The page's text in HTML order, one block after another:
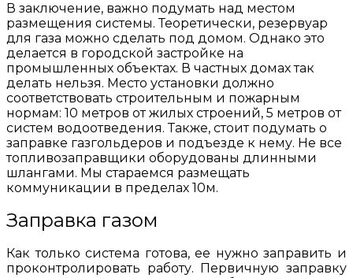
В заключение, важно подумать над местом
размещения системы. Теоретически, резервуар
для газа можно сделать под домом. Однако это
делается в городской застройке на
промышленных объектах. В частных домах так
делать нельзя. Место установки должно
соответствовать строительным и пожарным
нормам: 10 метров от жилых строений, 5 метров от
систем водоотведения. Также, стоит подумать о
заправке газгольдеров и подъезде к нему. Не все
топливозаправщики оборудованы длинными
шлангами. Мы стараемся размещать
коммуникации в пределах 10м.
Заправка газом
Как только система готова, ее нужно заправить и
проконтролировать работу. Первичную заправку